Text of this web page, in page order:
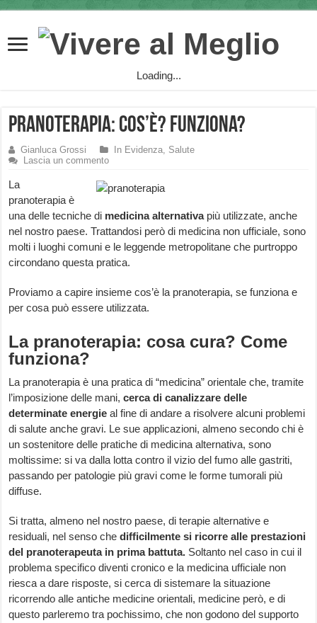
Loading...
Pranoterapia: cos’è? Funziona?
Gianluca Grossi In Evidenza, Salute
Lascia un commento
La
pranoterapia è
una delle tecniche di medicina alternativa più utilizzate, anche
nel nostro paese. Trattandosi però di medicina non ufficiale, sono
molti i luoghi comuni e le leggende metropolitane che purtroppo
circondano questa pratica.
Proviamo a capire insieme cos’è la pranoterapia, se funziona e
per cosa può essere utilizzata.
La pranoterapia: cosa cura? Come
funziona?
La pranoterapia è una pratica di “medicina” orientale che, tramite
l’imposizione delle mani,cerca di canalizzare delle
determinate energieal fine di andare a risolvere alcuni problemi
di salute anche gravi. Le sue applicazioni, almeno secondo chi è
un sostenitore delle pratiche di medicina alternativa, sono
moltissime: si va dalla lotta contro il vizio del fumo alle gastriti,
passando per patologie più gravi come le forme tumorali più
diffuse.
Si tratta, almeno nel nostro paese, di terapie alternative e
residuali, nel senso chedifficilmente si ricorre alle prestazioni
del pranoterapeuta in prima battuta. Soltanto nel caso in cui il
problema specifico diventi cronico e la medicina ufficiale non
riesca a dare risposte, si cerca di sistemare la situazione
ricorrendo alle antiche medicine orientali, medicine però, e di
questo parleremo tra pochissimo, che non godono del supporto